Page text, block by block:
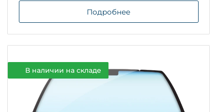
Подробнее
В наличии на складе